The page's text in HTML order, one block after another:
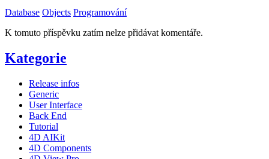
Database Objects Programování
K tomuto příspěvku zatím nelze přidávat komentáře.
Kategorie
Release infos
Generic
User Interface
Back End
Tutorial
4D AIKit
4D Components